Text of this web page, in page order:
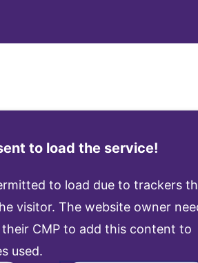
to load the service!
to load due to trackers
visitor. The website owner
CMP to add this content to
used.